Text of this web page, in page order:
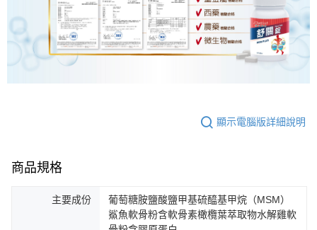
顯示電腦版詳細說明
商品規格
主要成份
葡萄糖胺鹽酸鹽甲基硫醯基甲烷（MSM）
鯊魚軟骨粉含軟骨素橄欖葉萃取物水解雞軟